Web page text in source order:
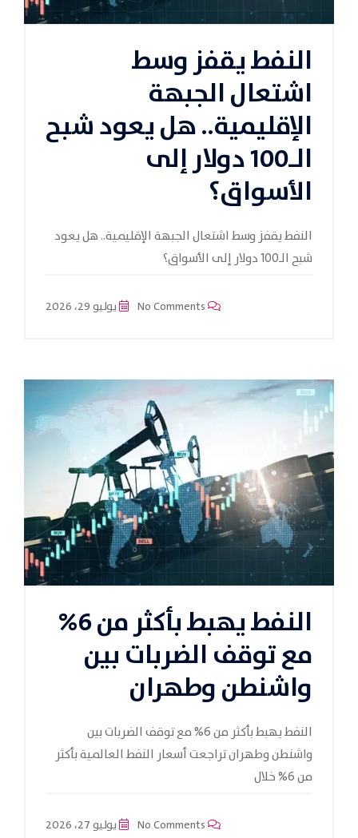
النفط يقفز وسط
اشتعال الجبهة
الإقليمية.. هل يعود شبح
الـ100 دولار إلى
الأسواق؟
النفط يقفز وسط اشتعال الجبهة الإقليمية.. هل يعود
شبح الـ100 دولار إلى الأسواق؟
يوليو 29، 2026
النفط يهبط بأكثر من 6%
مع توقف الضربات بين
واشنطن وطهران
النفط يهبط بأكثر من 6% مع توقف الضربات بين
واشنطن وطهران تراجعت أسعار النفط العالمية بأكثر
من 6% خلال
يوليو 27، 2026